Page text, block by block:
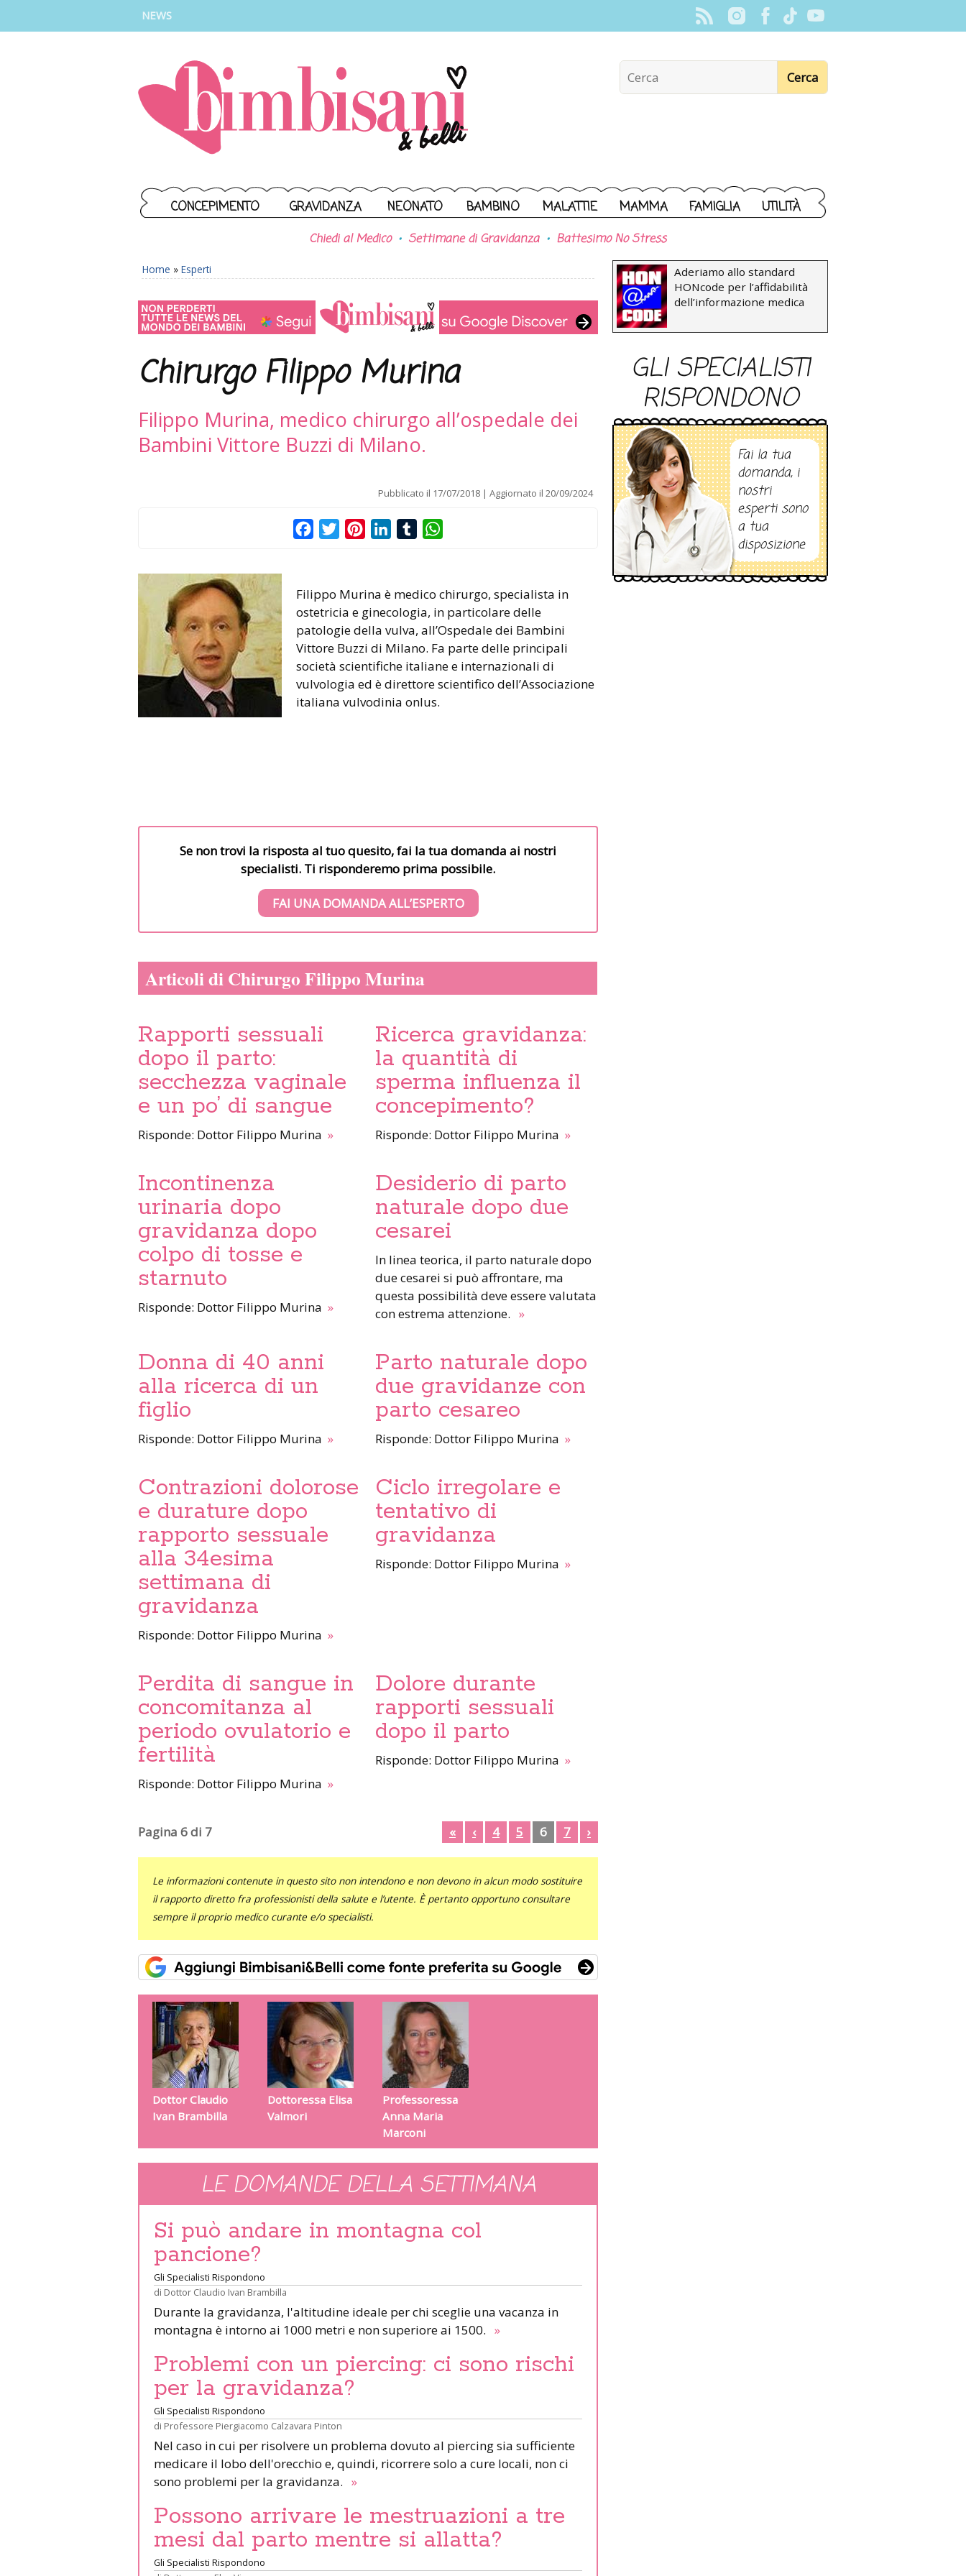
NEWS
CONCEPIMENTO GRAVIDANZA NEONATO BAMBINO MALATTIE MAMMA FAMIGLIA UTILITÀ
Chiedi al Medico Settimane di Gravidanza Battesimo No Stress
Home » Esperti
Chirurgo Filippo Murina
Filippo Murina, medico chirurgo all’ospedale dei
Bambini Vittore Buzzi di Milano.
Pubblicato il 17/07/2018 Aggiornato il 20/09/2024
FacebookTwitterPinterestLinkedInTumblr
Filippo Murina è medico chirurgo, specialista in
ostetricia e ginecologia, in particolare delle
patologie della vulva, all’Ospedale dei Bambini
Vittore Buzzi di Milano. Fa parte delle principali
società scientifiche italiane e internazionali di
vulvologia ed è direttore scientifico dell’Associazione
italiana vulvodinia onlus.
Se non trovi la risposta al tuo quesito, fai la tua domanda ai nostri
specialisti. Ti risponderemo prima possibile.
FAI UNA DOMANDA ALL’ESPERTO
Articoli di Chirurgo Filippo Murina
Rapporti sessuali
dopo il parto:
secchezza vaginale
e un po’ di sangue
Risponde: Dottor Filippo Murina »
Ricerca gravidanza:
la quantità di
sperma influenza il
concepimento?
Risponde: Dottor Filippo Murina »
Incontinenza
urinaria dopo
gravidanza dopo
colpo di tosse e
starnuto
Risponde: Dottor Filippo Murina »
Desiderio di parto
naturale dopo due
cesarei
In linea teorica, il parto naturale dopo
due cesarei si può affrontare, ma
questa possibilità deve essere valutata
con estrema attenzione. »
Donna di 40 anni
alla ricerca di un
figlio
Risponde: Dottor Filippo Murina »
Parto naturale dopo
due gravidanze con
parto cesareo
Risponde: Dottor Filippo Murina »
Contrazioni dolorose
e durature dopo
rapporto sessuale
alla 34esima
settimana di
gravidanza
Risponde: Dottor Filippo Murina »
Ciclo irregolare e
tentativo di
gravidanza
Risponde: Dottor Filippo Murina »
Perdita di sangue in
concomitanza al
periodo ovulatorio e
fertilità
Risponde: Dottor Filippo Murina »
Dolore durante
rapporti sessuali
dopo il parto
Risponde: Dottor Filippo Murina »
Pagina 6 di 7 « ‹ 4 5 6 7 ›
Le informazioni contenute in questo sito non intendono e non devono in alcun modo sostituire
il rapporto diretto fra professionisti della salute e l’utente. È pertanto opportuno consultare
sempre il proprio medico curante e/o specialisti.
Dottor Claudio
Ivan Brambilla
Dottoressa Elisa
Valmori
Professoressa
Anna Maria
Marconi
LE DOMANDE DELLA SETTIMANA
Si può andare in montagna col
pancione?
Gli Specialisti Rispondono
di Dottor Claudio Ivan Brambilla
Durante la gravidanza, l'altitudine ideale per chi sceglie una vacanza in
montagna è intorno ai 1000 metri e non superiore ai 1500. »
Problemi con un piercing: ci sono rischi
per la gravidanza?
Gli Specialisti Rispondono
di Professore Piergiacomo Calzavara Pinton
Nel caso in cui per risolvere un problema dovuto al piercing sia sufficiente
medicare il lobo dell'orecchio e, quindi, ricorrere solo a cure locali, non ci
sono problemi per la gravidanza. »
Possono arrivare le mestruazioni a tre
mesi dal parto mentre si allatta?
Gli Specialisti Rispondono
Aderiamo allo standard
HONcode per l’affidabilità
dell’informazione medica
GLI SPECIALISTI
RISPONDONO
Fai la tua
domanda, i
nostri
esperti sono
a tua
disposizione